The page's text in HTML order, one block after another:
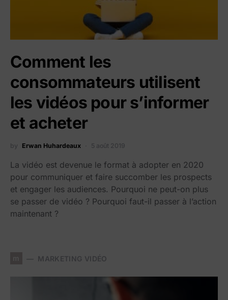
Comment les
consommateurs utilisent
les vidéos pour s’informer
et acheter
by Erwan Huhardeaux 5 août 2019
La vidéo est devenue le format à adopter en 2020
pour communiquer et faire succomber les prospects
et engager les audiences. Pourquoi ne peut-on plus
se passer de vidéo ? Pourquoi faut-il passer à l’action
maintenant ?
MARKETING VIDÉO